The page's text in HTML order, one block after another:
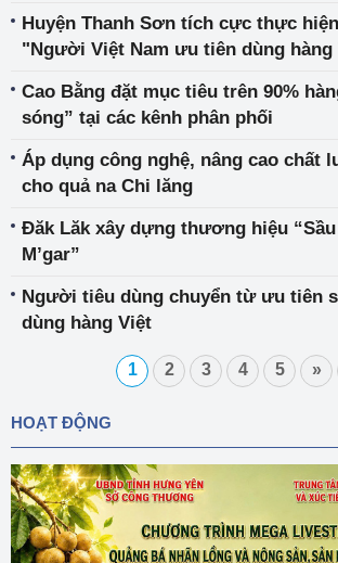
Huyện Thanh Sơn tích cực thực
"Người Việt Nam ưu tiên dùng hàng
Cao Bằng đặt mục tiêu trên 90%
sóng” tại các kênh phân phối
Áp dụng công nghệ, nâng cao chất
cho quả na Chi lăng
Đăk Lăk xây dựng thương hiệu
M’gar”
Người tiêu dùng chuyển từ ưu tiên
dùng hàng Việt
1 2 3 4 5 »
HOẠT ĐỘNG